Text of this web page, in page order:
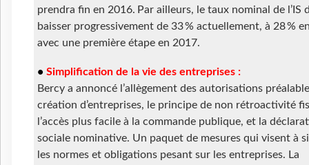
prendra fin en 2016. Par ailleurs, le taux nominal de l’IS
baisser progressivement de 33 % actuellement, à 28 %
avec une première étape en 2017.
• Simplification de la vie des entreprises :
Bercy a annoncé l’allègement des autorisations
création d’entreprises, le principe de non rétroactivité
l’accès plus facile à la commande publique, et la
sociale nominative. Un paquet de mesures qui visent à
les normes et obligations pesant sur les entreprises. La